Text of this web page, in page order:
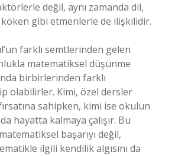
değil, aynı zamanda dil,
gibi etmenlerle de ilişkilidir.
farklı semtlerinden gelen
matematiksel düşünme
birbirlerinden farklı
olabilirler. Kimi, özel dersler
sahipken, kimi ise okulun
hayatta kalmaya çalışır. Bu
başarıyı değil,
ilgili kendilik algısını da